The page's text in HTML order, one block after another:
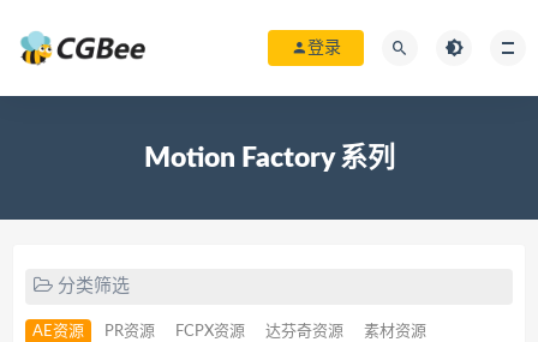
登录
Motion Factory 系列
分类筛选
AE资源 PR资源 FCPX资源 达芬奇资源 素材资源